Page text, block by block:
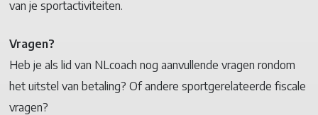
van je sportactiviteiten.
Vragen?
Heb je als lid van NLcoach nog aanvullende vragen rondom
het uitstel van betaling? Of andere sportgerelateerde fiscale
vragen?